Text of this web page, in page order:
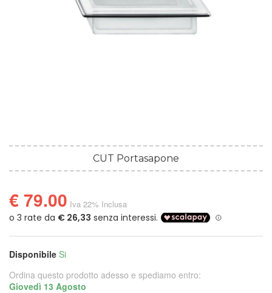
CUT Portasapone
€ 79.00 Iva 22% Inclusa
Disponibile Si
Ordina questo prodotto adesso e spediamo entro:
Giovedì 13 Agosto